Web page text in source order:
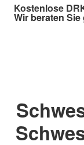
Kostenlose
Wir beraten Sie